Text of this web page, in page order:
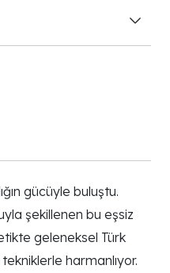
gücüyle buluştu.
şekillenen bu eşsiz
geleneksel Türk
harmanlıyor.